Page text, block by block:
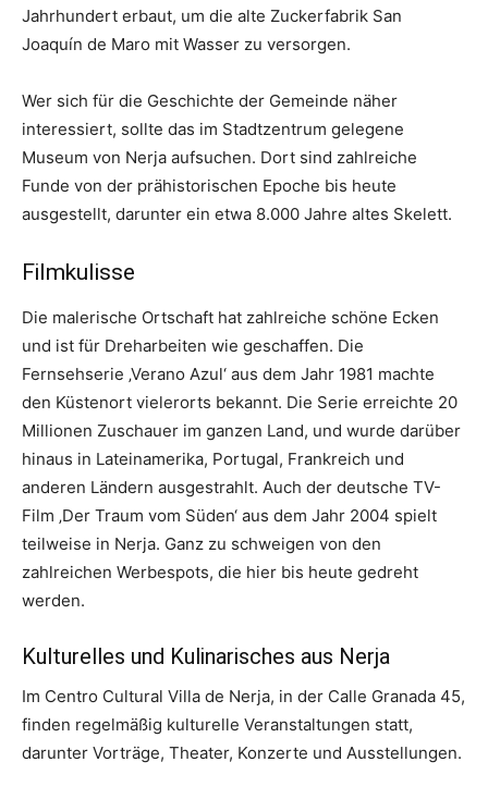
Jahrhundert erbaut, um die alte Zuckerfabrik San
Joaquín de Maro mit Wasser zu versorgen.
Wer sich für die Geschichte der Gemeinde näher
interessiert, sollte das im Stadtzentrum gelegene
Museum von Nerja aufsuchen. Dort sind zahlreiche
Funde von der prähistorischen Epoche bis heute
ausgestellt, darunter ein etwa 8.000 Jahre altes Skelett.
Filmkulisse
Die malerische Ortschaft hat zahlreiche schöne Ecken
und ist für Dreharbeiten wie geschaffen. Die
Fernsehserie ‚Verano Azul‘ aus dem Jahr 1981 machte
den Küstenort vielerorts bekannt. Die Serie erreichte 20
Millionen Zuschauer im ganzen Land, und wurde darüber
hinaus in Lateinamerika, Portugal, Frankreich und
anderen Ländern ausgestrahlt. Auch der deutsche TV-
Film ‚Der Traum vom Süden‘ aus dem Jahr 2004 spielt
teilweise in Nerja. Ganz zu schweigen von den
zahlreichen Werbespots, die hier bis heute gedreht
werden.
Kulturelles und Kulinarisches aus Nerja
Im Centro Cultural Villa de Nerja, in der Calle Granada 45,
finden regelmäßig kulturelle Veranstaltungen statt,
darunter Vorträge, Theater, Konzerte und Ausstellungen.